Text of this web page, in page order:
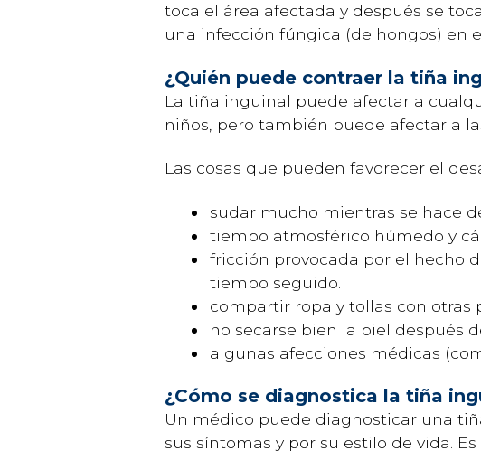
toca el área afectada y después se
una infección fúngica (de hongos) en
¿Quién puede contraer la tiña
La tiña inguinal puede afectar a
niños, pero también puede afectar a
Las cosas que pueden favorecer el
sudar mucho mientras se hace
tiempo atmosférico húmedo y
fricción provocada por el hecho
tiempo seguido.
compartir ropa y tollas con otras
no secarse bien la piel después
algunas afecciones médicas
¿Cómo se diagnostica la tiña
Un médico puede diagnosticar una
sus síntomas y por su estilo de vida.